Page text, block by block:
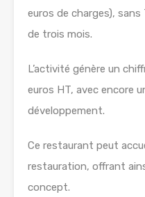
euros de charges),
de trois mois.
L’activité génère un
euros HT, avec encore
développement.
Ce restaurant peut
restauration, offrant
concept.